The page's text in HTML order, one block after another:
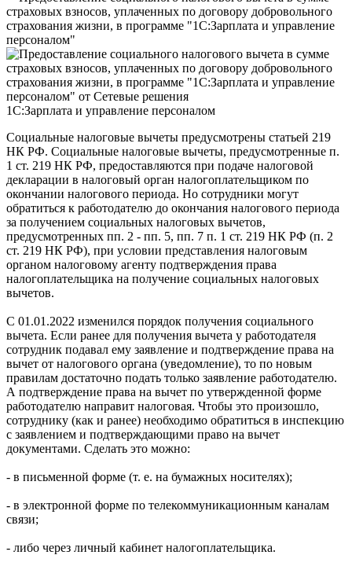
страховых взносов, уплаченных по договору добровольного
страхования жизни, в программе "1С:Зарплата и управление
персоналом"
1С:Зарплата и управление персоналом
Социальные налоговые вычеты предусмотрены статьей 219
НК РФ. Социальные налоговые вычеты, предусмотренные п.
1 ст. 219 НК РФ, предоставляются при подаче налоговой
декларации в налоговый орган налогоплательщиком по
окончании налогового периода. Но сотрудники могут
обратиться к работодателю до окончания налогового периода
за получением социальных налоговых вычетов,
предусмотренных пп. 2 - пп. 5, пп. 7 п. 1 ст. 219 НК РФ (п. 2
ст. 219 НК РФ), при условии представления налоговым
органом налоговому агенту подтверждения права
налогоплательщика на получение социальных налоговых
вычетов.
С 01.01.2022 изменился порядок получения социального
вычета. Если ранее для получения вычета у работодателя
сотрудник подавал ему заявление и подтверждение права на
вычет от налогового органа (уведомление), то по новым
правилам достаточно подать только заявление работодателю.
А подтверждение права на вычет по утвержденной форме
работодателю направит налоговая. Чтобы это произошло,
сотруднику (как и ранее) необходимо обратиться в инспекцию
с заявлением и подтверждающими право на вычет
документами. Сделать это можно:
- в письменной форме (т. е. на бумажных носителях);
- в электронной форме по телекоммуникационным каналам
связи;
- либо через личный кабинет налогоплательщика.